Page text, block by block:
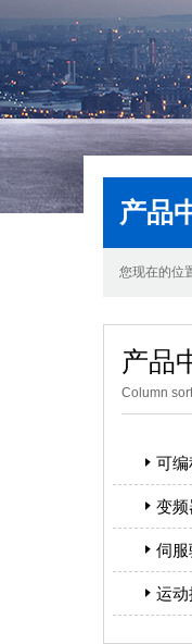
产品
您现在的位
产品
Column
可编
变频
伺服
运